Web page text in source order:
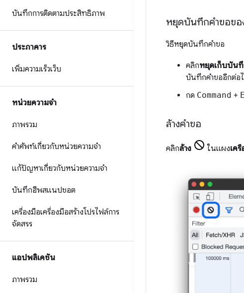
บันทึกการติดตามประสิทธิภาพ
ประภาคาร
เพิ่มความเร็วเว็บ
หน่วยความจำ
ภาพรวม
คำศัพท์เกี่ยวกับหน่วยความจำ
แก้ปัญหาเกี่ยวกับหน่วยความจำ
บันทึกฮีพสแนปชอต
เครื่องมือเครื่องมือสร้างโปรไฟล์การ
จัดสรร
แอปพลิเคชัน
ภาพรวม
หยุดบันทึกคำขอขอ
วิธีหยุดบันทึกคำขอ
คลิกหยุดเก็บบันทึ
บันทึกคำขออีกต่อ
กด Command + E
ล้างคำขอ
คลิกล้าง ในแผงเค